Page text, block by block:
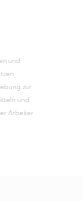
und
zur
und
Arbeiter